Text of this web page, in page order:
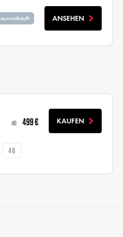
ausverkauft ANSEHEN
ab 499 € KAUFEN
46